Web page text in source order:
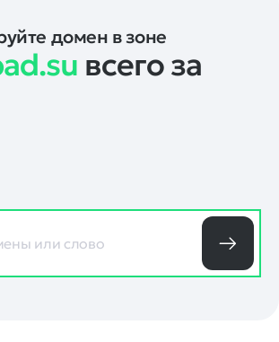
домен в зоне
всего за